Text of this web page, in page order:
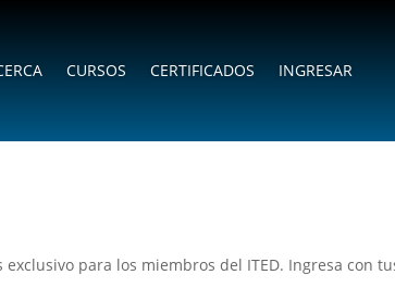
CURSOS CERTIFICADOS INGRESAR
exclusivo para los miembros del ITED. Ingresa con